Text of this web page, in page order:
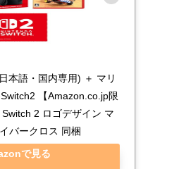
本語・国内専用) ＋ マリ
【Amazon.co.jp限
2 ロゴデザイン マ
バークロス 同梱
で見る